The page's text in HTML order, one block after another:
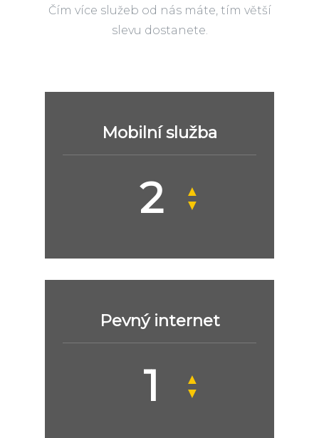
Čím více služeb od nás máte, tím větší
slevu dostanete.
Mobilní služba
▲
▼
Pevný internet
▲
▼